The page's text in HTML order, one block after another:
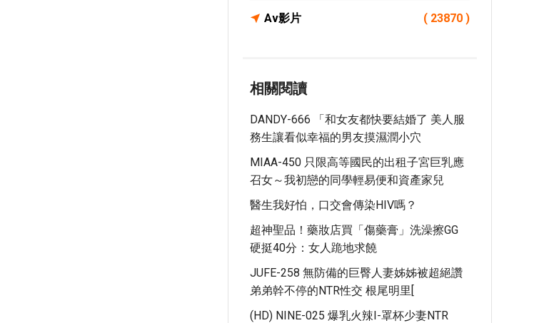
Av影片 ( 23870 )
相關閱讀
DANDY-666 「和女友都快要結婚了 美人服
務生讓看似幸福的男友摸濕潤小穴
MIAA-450 只限高等國民的出租子宮巨乳應
召女～我初戀的同學輕易便和資產家兒
醫生我好怕，口交會傳染HIV嗎？
超神聖品！藥妝店買「傷藥膏」洗澡擦GG
硬挺40分：女人跪地求饒
JUFE-258 無防備的巨臀人妻姊姊被超絕讚
弟弟幹不停的NTR性交 根尾明里[
(HD) NINE-025 爆乳火辣I-罩杯少妻NTR